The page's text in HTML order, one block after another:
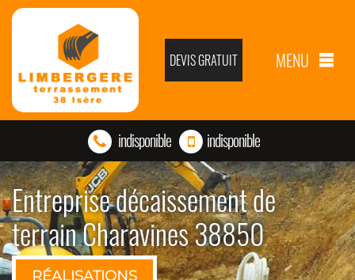
DEVIS GRATUIT MENU
indisponible indisponible
Entreprise décaissement de
terrain Charavines 38850
RÉALISATIONS